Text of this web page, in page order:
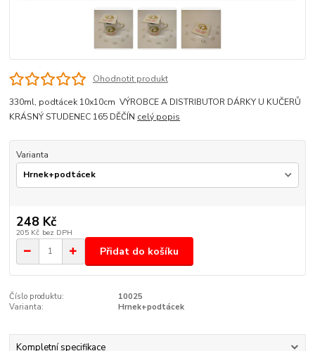
Ohodnotit produkt
330ml, podtácek 10x10cm VÝROBCE A DISTRIBUTOR DÁRKY U KUČERŮ
KRÁSNÝ STUDENEC 165 DĚČÍN celý popis
Varianta
248 Kč
205 Kč bez DPH
Přidat do košíku
Číslo produktu:
10025
Varianta:
Hrnek+podtácek
Kompletní specifikace